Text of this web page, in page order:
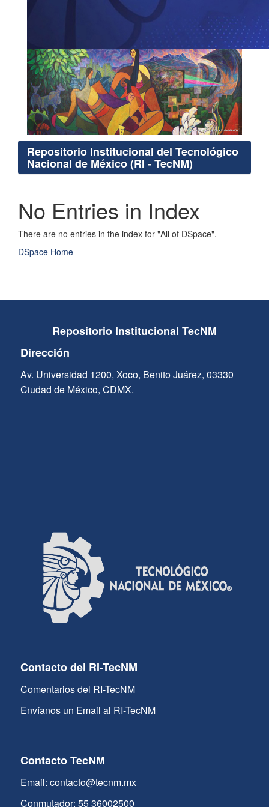
Repositorio Institucional del Tecnológico
Nacional de México (RI - TecNM)
No Entries in Index
There are no entries in the index for "All of DSpace".
DSpace Home
Repositorio Institucional TecNM
Dirección
Av. Universidad 1200, Xoco, Benito Juárez, 03330
Ciudad de México, CDMX.
Contacto del RI-TecNM
Comentarios del RI-TecNM
Envíanos un Email al RI-TecNM
Contacto TecNM
Email: contacto@tecnm.mx
Conmutador: 55 36002500